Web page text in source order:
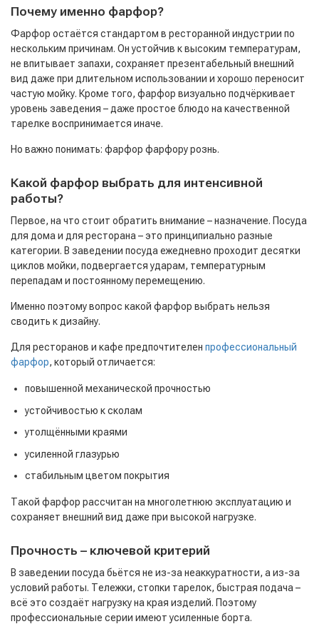
Почему именно фарфор?
Фарфор остаётся стандартом в ресторанной индустрии по
нескольким причинам. Он устойчив к высоким температурам,
не впитывает запахи, сохраняет презентабельный внешний
вид даже при длительном использовании и хорошо переносит
частую мойку. Кроме того, фарфор визуально подчёркивает
уровень заведения – даже простое блюдо на качественной
тарелке воспринимается иначе.
Но важно понимать: фарфор фарфору рознь.
Какой фарфор выбрать для интенсивной
работы?
Первое, на что стоит обратить внимание – назначение. Посуда
для дома и для ресторана – это принципиально разные
категории. В заведении посуда ежедневно проходит десятки
циклов мойки, подвергается ударам, температурным
перепадам и постоянному перемещению.
Именно поэтому вопрос какой фарфор выбрать нельзя
сводить к дизайну.
Для ресторанов и кафе предпочтителен профессиональный
фарфор, который отличается:
повышенной механической прочностью
устойчивостью к сколам
утолщёнными краями
усиленной глазурью
стабильным цветом покрытия
Такой фарфор рассчитан на многолетнюю эксплуатацию и
сохраняет внешний вид даже при высокой нагрузке.
Прочность – ключевой критерий
В заведении посуда бьётся не из-за неаккуратности, а из-за
условий работы. Тележки, стопки тарелок, быстрая подача –
всё это создаёт нагрузку на края изделий. Поэтому
профессиональные серии имеют усиленные борта.